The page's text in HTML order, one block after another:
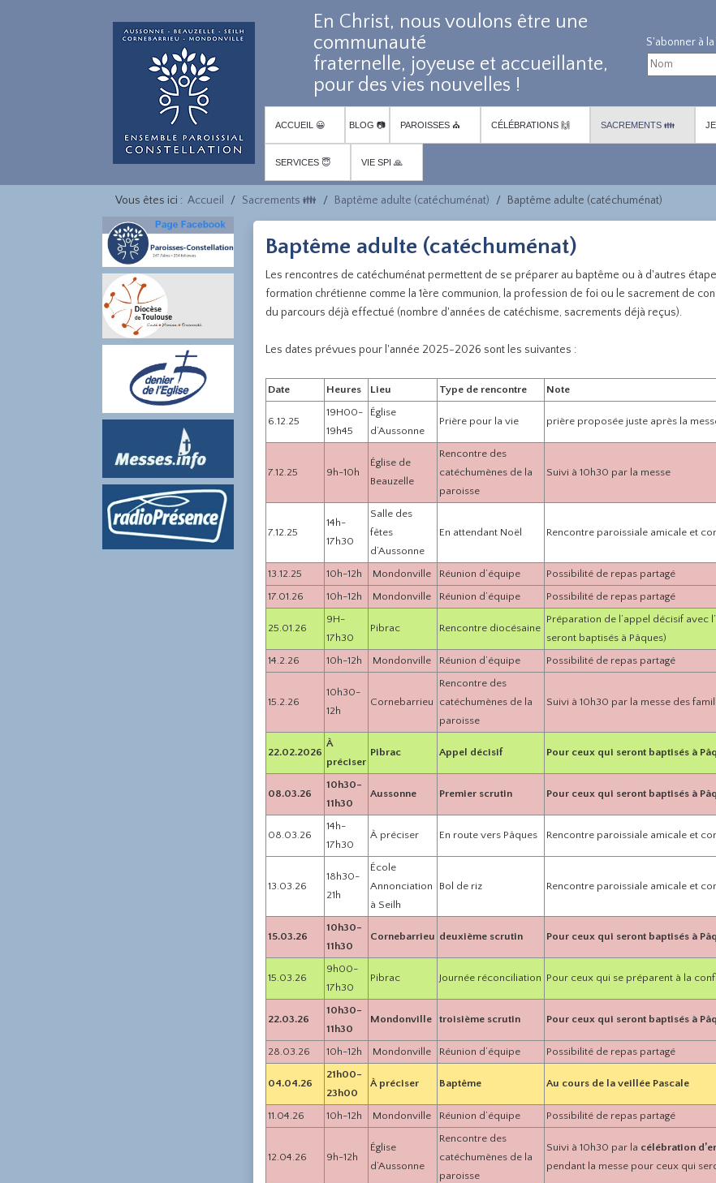
En Christ, nous voulons être une
communauté
fraternelle, joyeuse et accueillante,
pour des vies nouvelles !
ACCUEIL 😀 BLOG 📷 PAROISSES ⛪ CÉLÉBRATIONS 🙌 SACREMENTS 👪
SERVICES 😇 VIE SPI 🙏
Vous êtes ici : Accueil Sacrements 👪 Baptême adulte (catéchuménat) Baptême adulte (catéchuménat)
Baptême adulte (catéchuménat)
Les rencontres de catéchuménat permettent de se préparer au baptême ou à d'autres
formation chrétienne comme la 1ère communion, la profession de foi ou le sacrement de
du parcours déjà effectué (nombre d'années de catéchisme, sacrements déjà reçus).
Les dates prévues pour l'année 2025-2026 sont les suivantes :
Date Heures Lieu Type de rencontre Note
6.12.25
19H00-
19h45
Église
d’Aussonne
Prière pour la vie prière proposée juste après la
7.12.25 9h-10h
Église de
Beauzelle
Rencontre des
catéchumènes de la
paroisse
Suivi à 10h30 par la messe
7.12.25
14h-
17h30
Salle des
fêtes
d’Aussonne
En attendant Noël Rencontre paroissiale amicale et
13.12.25 10h-12h Mondonville Réunion d’équipe
Possibilité de repas partagé
17.01.26
10h-12h Mondonville Réunion d’équipe Possibilité de repas partagé
25.01.26
9H-
17h30
Pibrac Rencontre diocésaine
Préparation de l’appel décisif avec
seront baptisés à Pâques)
14.2.26
10h-12h Mondonville Réunion d’équipe Possibilité de repas partagé
15.2.26
10h30-
12h
Cornebarrieu
Rencontre des
catéchumènes de la
paroisse
Suivi à 10h30 par la messe des
22.02.2026
À
préciser
Pibrac Appel décisif Pour ceux qui seront baptisés à
08.03.26
10h30-
11h30
Aussonne Premier scrutin Pour ceux qui seront baptisés à
08.03.26
14h-
17h30
À préciser En route vers Pâques Rencontre paroissiale amicale et
13.03.26
18h30-
21h
École
Annonciation
à Seilh
Bol de riz Rencontre paroissiale amicale et
15.03.26
10h30-
11h30
Cornebarrieu deuxième scrutin Pour ceux qui seront baptisés à
15.03.26
9h00-
17h30
Pibrac Journée réconciliation Pour ceux qui se préparent à la
22.03.26
10h30-
11h30
Mondonville troisième scrutin Pour ceux qui seront baptisés à
28.03.26 10h-12h Mondonville Réunion d’équipe Possibilité de repas partagé
04.04.26
21h00-
23h00
À préciser Baptême Au cours de la veillée Pascale
11.04.26 10h-12h Mondonville Réunion d’équipe Possibilité de repas partagé
12.04.26 9h-12h
Église
d’Aussonne
Rencontre des
catéchumènes de la
paroisse
Suivi à 10h30 par la célébration
pendant la messe pour ceux qui